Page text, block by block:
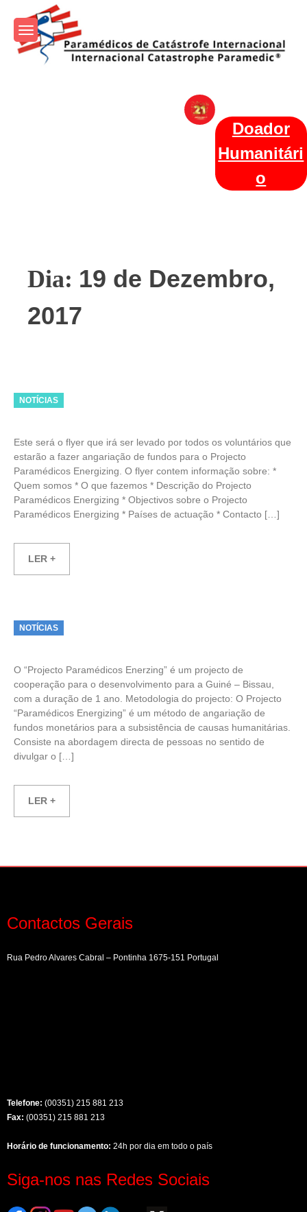
content
Internacional
Doador
Humanitári
o
Dia: 19 de Dezembro,
2017
Categories
NOTÍCIAS
Este será o flyer que irá ser levado por todos os voluntários que
estarão a fazer angariação de fundos para o Projecto
Paramédicos Energizing. O flyer contem informação sobre: *
Quem somos * O que fazemos * Descrição do Projecto
Paramédicos Energizing * Objectivos sobre o Projecto
Paramédicos Energizing * Países de actuação * Contacto […]
LER +
Categories
NOTÍCIAS
O “Projecto Paramédicos Enerzing” é um projecto de
cooperação para o desenvolvimento para a Guiné – Bissau,
com a duração de 1 ano. Metodologia do projecto: O Projecto
“Paramédicos Energizing” é um método de angariação de
fundos monetários para a subsistência de causas humanitárias.
Consiste na abordagem directa de pessoas no sentido de
divulgar o […]
LER +
Contactos Gerais
Rua Pedro Alvares Cabral – Pontinha 1675-151 Portugal
Telefone: (00351) 215 881 213
Fax: (00351) 215 881 213
Horário de funcionamento: 24h por dia em todo o país
Siga-nos nas Redes Sociais